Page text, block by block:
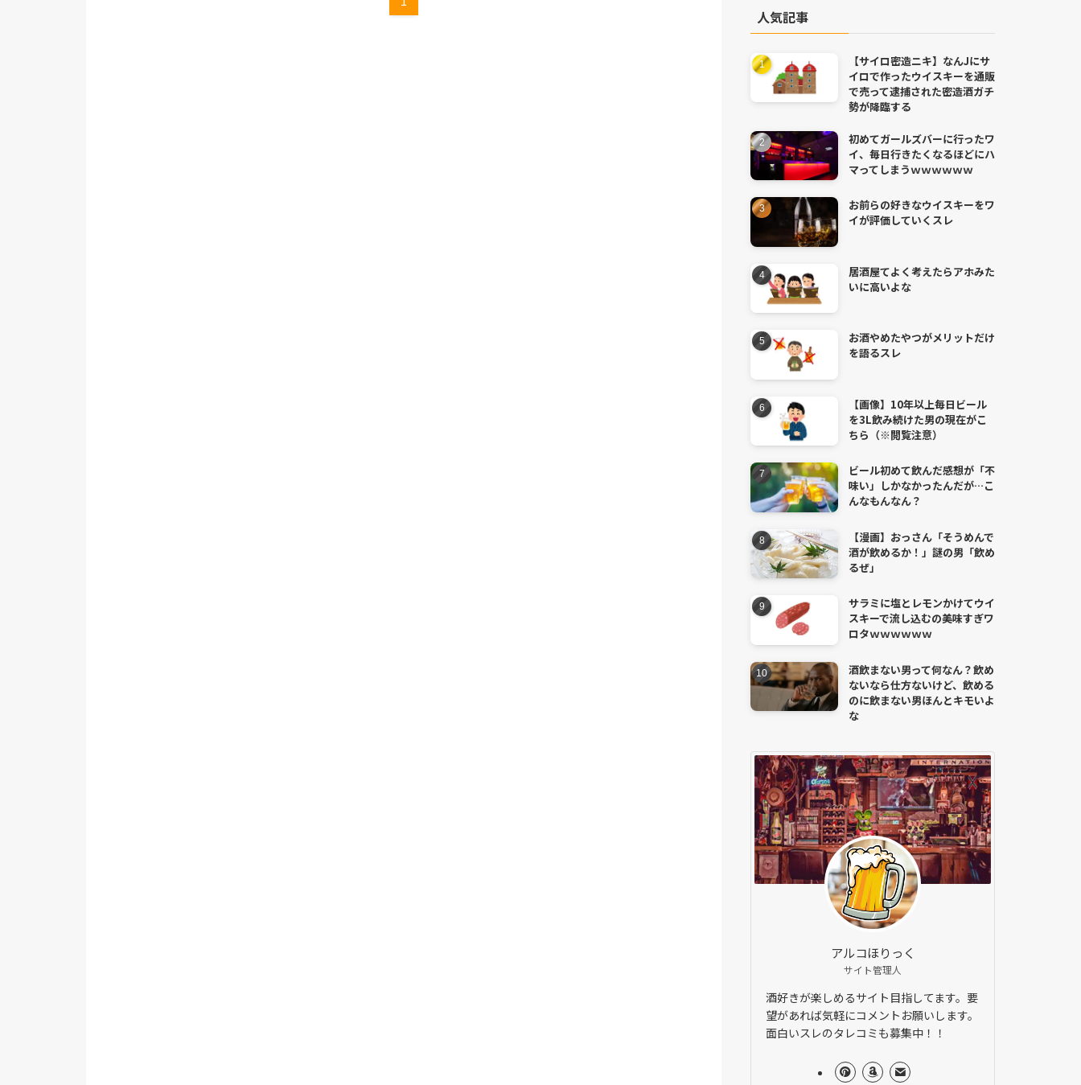
人気記事
【サイロ密造ニキ】なんJにサ
イロで作ったウイスキーを通販
で売って逮捕された密造酒ガチ
勢が降臨する
初めてガールズバーに行ったワ
イ、毎日行きたくなるほどにハ
マってしまうｗｗｗｗｗｗ
お前らの好きなウイスキーをワ
イが評価していくスレ
居酒屋てよく考えたらアホみた
いに高いよな
お酒やめたやつがメリットだけ
を語るスレ
【画像】10年以上毎日ビール
を3L飲み続けた男の現在がこ
ちら（※閲覧注意）
ビール初めて飲んだ感想が「不
味い」しかなかったんだが…こ
んなもんなん？
【漫画】おっさん「そうめんで
酒が飲めるか！」謎の男「飲め
るぜ」
サラミに塩とレモンかけてウイ
スキーで流し込むの美味すぎワ
ロタｗｗｗｗｗｗ
酒飲まない男って何なん？飲め
ないなら仕方ないけど、飲める
のに飲まない男ほんとキモいよ
な
アルコほりっく
サイト管理人
酒好きが楽しめるサイト目指してます。要
望があれば気軽にコメントお願いします。
面白いスレのタレコミも募集中！！